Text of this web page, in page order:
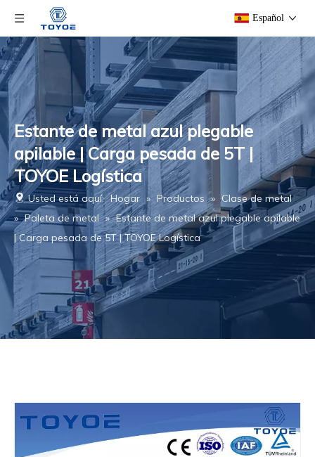
Español
Estante de metal azul plegable
apilable | Carga pesada de 5T |
TOYOE Logística
Usted está aquí: Hogar » Productos » Clase de metal
» Paleta de metal » Estante de metal azul plegable apilable
| Carga pesada de 5T | TOYOE Logística